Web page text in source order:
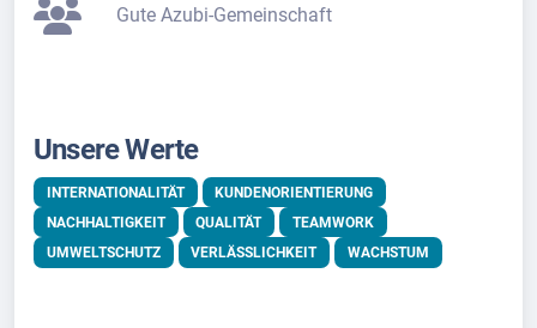
Gute Azubi-Gemeinschaft
Unsere Werte
INTERNATIONALITÄT
KUNDENORIENTIERUNG
NACHHALTIGKEIT
QUALITÄT
TEAMWORK
UMWELTSCHUTZ
VERLÄSSLICHKEIT WACHSTUM